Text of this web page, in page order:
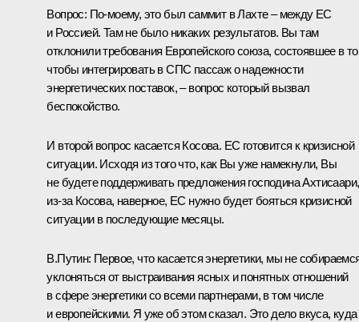
Вопрос: По‑моему, это был саммит в Лахте – между ЕС
и Россией. Там не было никаких результатов. Вы там
отклонили требования Европейского союза, состоявшее в
чтобы интегрировать в СПС пассаж о надежности
энергетических поставок, – вопрос который вызвал
беспокойство.
И второй вопрос касается Косова. ЕС готовится к кризисной
ситуации. Исходя из того что, как Вы уже намекнули, Вы
не будете поддерживать предложения господина Ахтисаари,
из‑за Косова, наверное, ЕС нужно будет бояться кризисной
ситуации в последующие месяцы.
В.Путин: Первое, что касается энергетики, мы не
уклоняться от выстраивания ясных и понятных отношений
в сфере энергетики со всеми партнерами, в том числе
и европейскими. Я уже об этом сказал. Это дело вкуса, куда